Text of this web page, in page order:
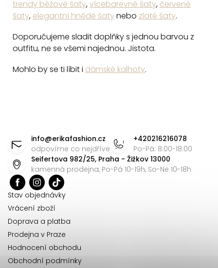
trendy béžové šaty,vícebarevné šaty, červené
šaty, elegantní hnědé šatynebo zlaté šaty.
Doporučujeme sladit doplňky s jednou barvou z
outfitu, ne se všemi najednou. Jistota.
Mohlo by se ti líbit i dámské kalhoty.
info@erikafashion.cz
odpovíme co nejdříve
+420216216078
Po-Pá: 8:00-18:00
Seifertova 982/25, Praha - Žižkov 13000
kamenná prodejna, Po-Pá 10-19h, So-Ne 10-18h
Stav objednávky
Vrácení zboží
Doprava a platba
Prodejna v Praze
Hodnocení obchodu
Obchodní podmínky